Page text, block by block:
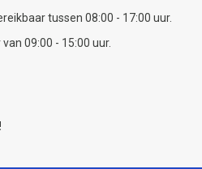
tussen 08:00 - 17:00 uur.
09:00 - 15:00 uur.